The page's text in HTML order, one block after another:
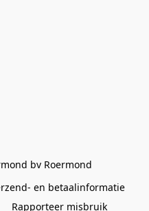
bv Roermond
en betaalinformatie
Rapporteer misbruik